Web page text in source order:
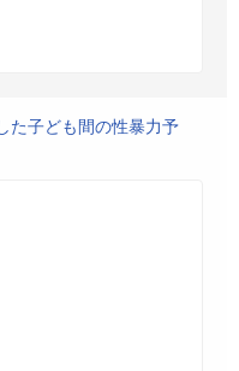
た子ども間の性暴力予